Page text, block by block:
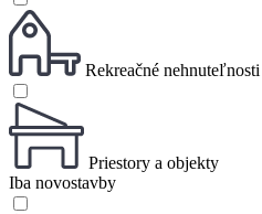
Rekreačné nehnuteľnosti
Priestory a objekty
Iba novostavby